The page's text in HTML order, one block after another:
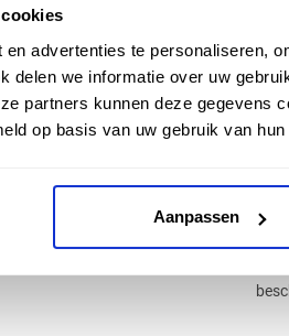
advertenties te personaliseren,
delen we informatie over uw
partners kunnen deze gegevens
op basis van uw gebruik van
Aanpassen
Een